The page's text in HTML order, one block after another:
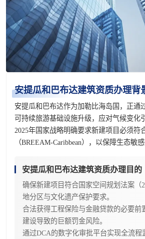
安提瓜和巴布达建筑资质办理背
安提瓜和巴布达作为加勒比海岛国，正通
可持续旅游基础设施升级，应对气候变化
2025年国家战略明确要求新建项目必须符
（BREEAM-Caribbean），以保障生态敏
安提瓜和巴布达建筑资质办理目的
确保新建项目符合国家空间规划法案（
地分区与文化遗产保护要求。
合法获得工程保险与金融贷款的必要前
建设导致的巨额罚金风险。
通过DCA的数字化审批平台实现全流程